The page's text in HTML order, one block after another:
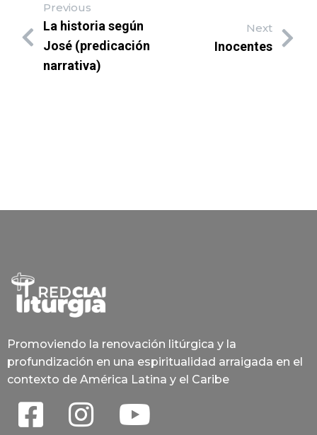
Previous
La historia según
José (predicación
narrativa)
Next
Inocentes
Promoviendo la renovación litúrgica y la
profundización en una espiritualidad arraigada en el
contexto de América Latina y el Caribe